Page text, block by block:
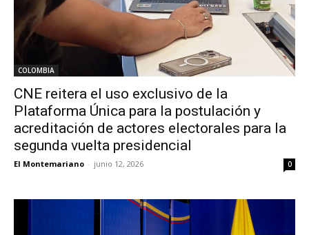
COLOMBIA
CNE reitera el uso exclusivo de la
Plataforma Única para la postulación y
acreditación de actores electorales para la
segunda vuelta presidencial
El Montemariano - junio 12, 2026 0